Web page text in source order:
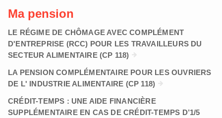
Ma pension
LE RÉGIME DE CHÔMAGE AVEC COMPLÉMENT
D'ENTREPRISE (RCC) POUR LES TRAVAILLEURS DU
SECTEUR ALIMENTAIRE (CP 118)
LA PENSION COMPLÉMENTAIRE POUR LES OUVRIERS
DE L' INDUSTRIE ALIMENTAIRE (CP 118)
CRÉDIT-TEMPS : UNE AIDE FINANCIÈRE
SUPPLÉMENTAIRE EN CAS DE CRÉDIT-TEMPS D’1/5